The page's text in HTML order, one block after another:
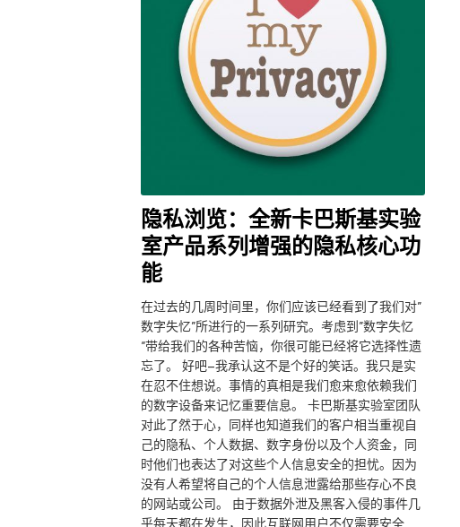
隐私浏览：全新卡巴斯基实验
室产品系列增强的隐私核心功
能
在过去的几周时间里，你们应该已经看到了我们对”
数字失忆”所进行的一系列研究。考虑到”数字失忆
“带给我们的各种苦恼，你很可能已经将它选择性遗
忘了。 好吧–我承认这不是个好的笑话。我只是实
在忍不住想说。事情的真相是我们愈来愈依赖我们
的数字设备来记忆重要信息。 卡巴斯基实验室团队
对此了然于心，同样也知道我们的客户相当重视自
己的隐私、个人数据、数字身份以及个人资金，同
时他们也表达了对这些个人信息安全的担忧。因为
没有人希望将自己的个人信息泄露给那些存心不良
的网站或公司。 由于数据外泄及黑客入侵的事件几
乎每天都在发生，因此互联网用户不仅需要安全